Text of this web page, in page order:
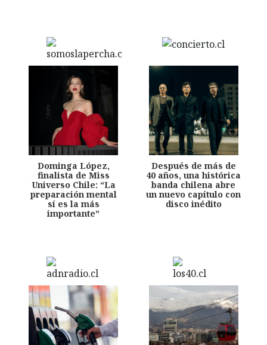
Dominga López,
finalista de Miss
Universo Chile: “La
preparación mental
sí es la más
importante”
Después de más de
40 años, una histórica
banda chilena abre
un nuevo capítulo con
disco inédito